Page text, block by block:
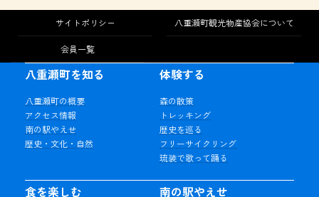
サイトポリシー 八重瀬町観光物産協会について
会員一覧
八重瀬町を知る
八重瀬町の概要
アクセス情報
南の駅やえせ
歴史・文化・自然
体験する
森の散策
トレッキング
歴史を巡る
フリーサイクリング
琉装で歌って踊る
食を楽しむ 南の駅やえせ